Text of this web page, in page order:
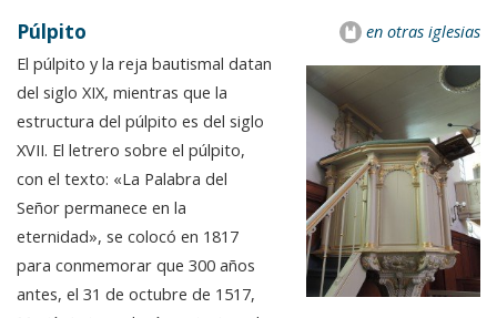
en otras iglesias
Púlpito
El púlpito y la reja bautismal datan
del siglo XIX, mientras que la
estructura del púlpito es del siglo
XVII. El letrero sobre el púlpito,
con el texto: «La Palabra del
Señor permanece en la
eternidad», se colocó en 1817
para conmemorar que 300 años
antes, el 31 de octubre de 1517,